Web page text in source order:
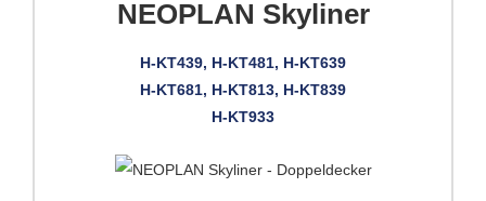
NEOPLAN Skyliner
H-KT439, H-KT481, H-KT639
H-KT681, H-KT813, H-KT839
H-KT933